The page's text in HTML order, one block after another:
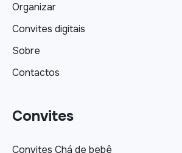
Organizar
Convites digitais
Sobre
Contactos
Convites
Convites Chá de bebê